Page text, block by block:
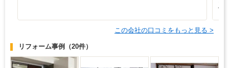
で
この会社の口コミをもっと見る >
リフォーム事例 （20件）